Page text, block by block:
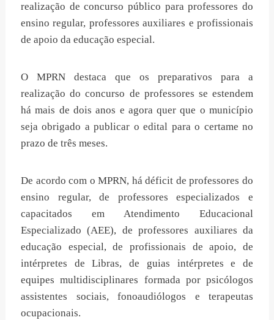
realização de concurso público para professores do
ensino regular, professores auxiliares e profissionais
de apoio da educação especial.
O MPRN destaca que os preparativos para a
realização do concurso de professores se estendem
há mais de dois anos e agora quer que o município
seja obrigado a publicar o edital para o certame no
prazo de três meses.
De acordo com o MPRN, há déficit de professores do
ensino regular, de professores especializados e
capacitados em Atendimento Educacional
Especializado (AEE), de professores auxiliares da
educação especial, de profissionais de apoio, de
intérpretes de Libras, de guias intérpretes e de
equipes multidisciplinares formada por psicólogos
assistentes sociais, fonoaudiólogos e terapeutas
ocupacionais.